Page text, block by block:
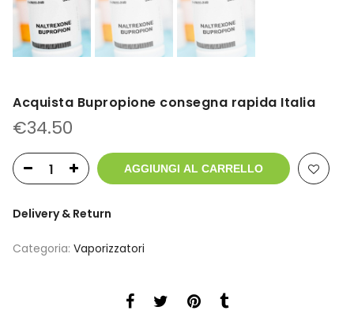
Acquista Bupropione consegna rapida Italia
€34.50
AGGIUNGI AL CARRELLO
Delivery & Return
Categoria: Vaporizzatori